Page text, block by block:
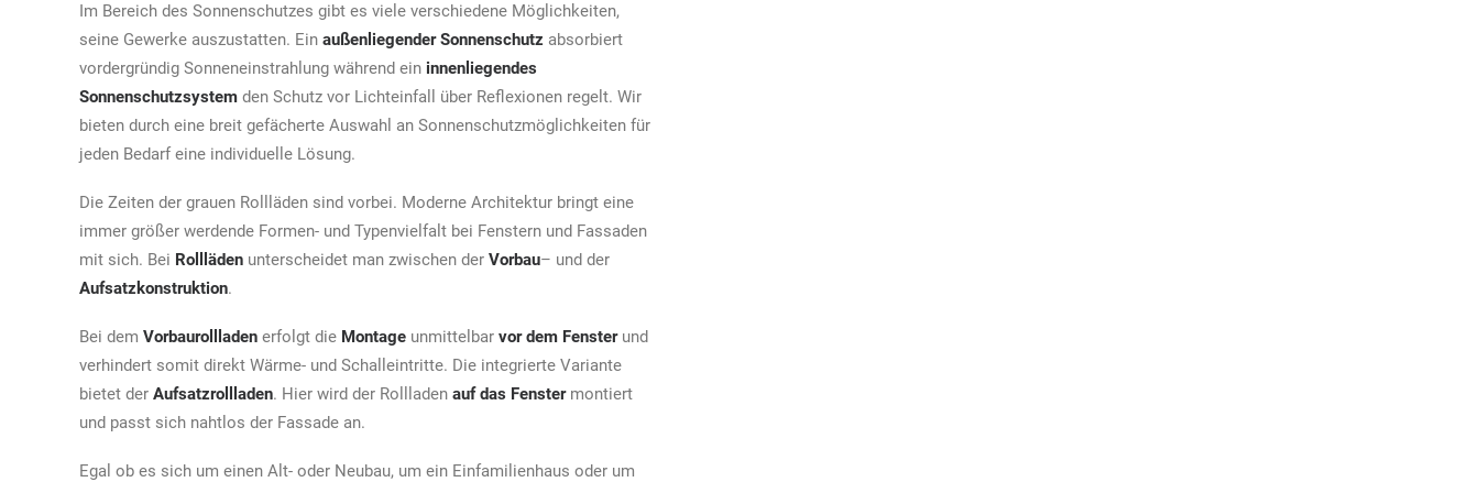
Im Bereich des Sonnenschutzes gibt es viele verschiedene Möglichkeiten,
seine Gewerke auszustatten. Ein außenliegender Sonnenschutz absorbiert
vordergründig Sonneneinstrahlung während ein innenliegendes
Sonnenschutzsystem den Schutz vor Lichteinfall über Reflexionen regelt. Wir
bieten durch eine breit gefächerte Auswahl an Sonnenschutzmöglichkeiten für
jeden Bedarf eine individuelle Lösung.
Die Zeiten der grauen Rollläden sind vorbei. Moderne Architektur bringt eine
immer größer werdende Formen- und Typenvielfalt bei Fenstern und Fassaden
mit sich. Bei Rollläden unterscheidet man zwischen der Vorbau– und der
Aufsatzkonstruktion.
Bei dem Vorbaurollladen erfolgt die Montage unmittelbar vor dem Fensterund
verhindert somit direkt Wärme- und Schalleintritte. Die integrierte Variante
bietet der Aufsatzrollladen. Hier wird der Rollladen auf das Fenstermontiert
und passt sich nahtlos der Fassade an.
Egal ob es sich um einen Alt- oder Neubau, um ein Einfamilienhaus oder um